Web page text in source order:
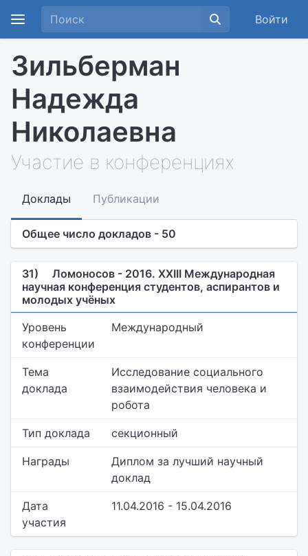
Войти
Зильберман
Надежда
Николаевна
Участие в конференциях
Доклады Публикации
Общее число докладов - 50
31)
Ломоносов - 2016. XXIII Международная
научная конференция студентов, аспирантов и
молодых учёных
Уровень
конференции
Международный
Тема
доклада
Исследование социального
взаимодействия человека и
робота
Тип доклада секционный
Награды
Диплом за лучший научный
доклад
Дата
участия
11.04.2016 - 15.04.2016